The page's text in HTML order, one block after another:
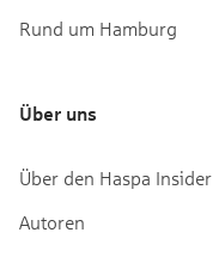
Rund um Hamburg
Über uns
Über den Haspa Insider
Autoren